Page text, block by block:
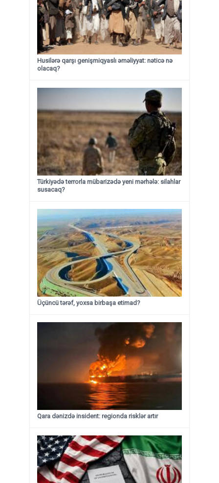
Husilərə qarşı genişmiqyaslı əməliyyat: nəticə nə
olacaq?
Türkiyədə terrorla mübarizədə yeni mərhələ: silahlar
susacaq?
Üçüncü tərəf, yoxsa birbaşa etimad?
Qara dənizdə insident: regionda risklər artır